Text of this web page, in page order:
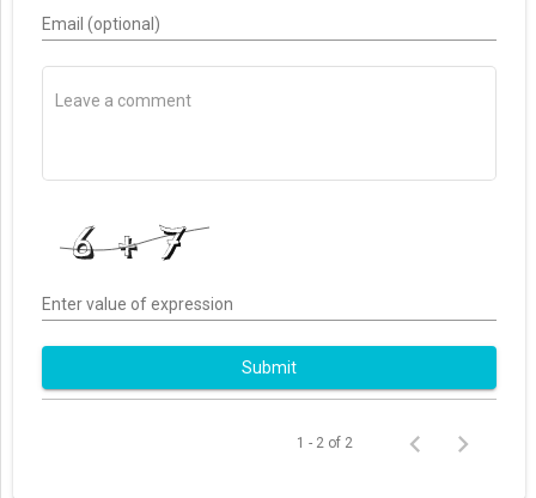
Email (optional)
Enter value of expression
Submit
1 - 2 of 2